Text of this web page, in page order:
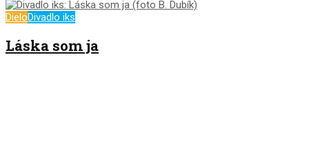
DieloDivadlo iks
Láska som ja